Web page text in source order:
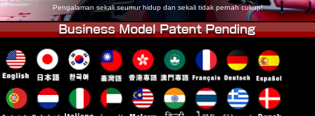
Okinawa
Pengalaman sekali seumur hidup dan sekali tidak pernah cukup!